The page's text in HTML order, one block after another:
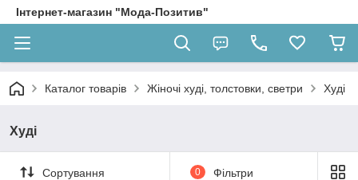
Інтернет-магазин "Мода-Позитив"
Каталог товарів Жіночі худі, толстовки, светри Худі
Худі
Сортування 0 Фільтри